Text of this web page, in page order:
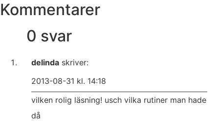
Kommentarer
0 svar
delinda skriver:
2013-08-31 kl. 14:18
vilken rolig läsning! usch vilka rutiner man hade
då